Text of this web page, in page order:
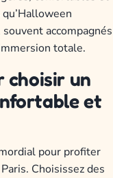
accompagnés
totale.
choisir un
et
pour profiter
Choisissez des